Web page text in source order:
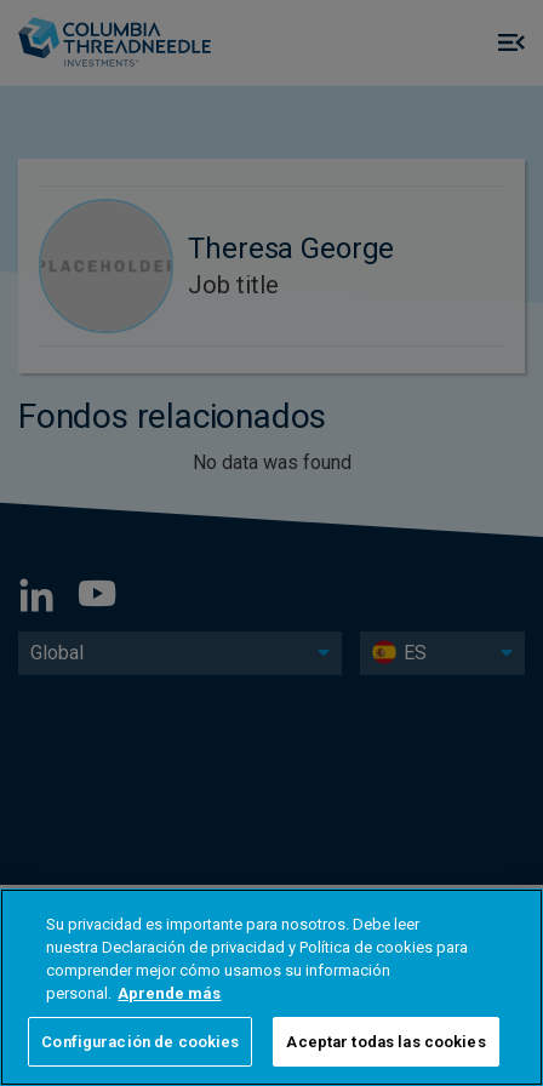
Theresa George
Job title
Fondos relacionados
No data was found
Global ES
Su privacidad es importante para nosotros. Debe leer
nuestra Declaración de privacidad y Política de cookies para
comprender mejor cómo usamos su información
personal. Aprende más
Configuración de cookies Aceptar todas las cookies